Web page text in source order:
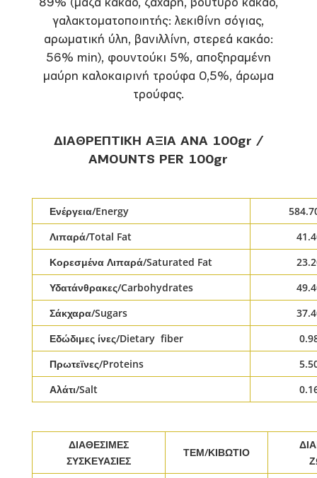
89% (μάζα κακάο, ζάχαρη, βούτυρο κακάο,
γαλακτοματοποιητής: λεκιθίνη σόγιας,
αρωματική ύλη, βανιλλίνη, στερεά κακάο:
56% min), φουντούκι 5%, αποξηραμένη
μαύρη καλοκαιρινή τρούφα 0,5%, άρωμα
τρούφας.
ΔΙΑΘΡΕΠΤΙΚΗ ΑΞΙΑ ΑΝΑ 100gr /
AMOUNTS PER 100gr
Ενέργεια/Energy
Λιπαρά/Total Fat
Κορεσμένα Λιπαρά/Saturated Fat
Υδατάνθρακες/Carbohydrates
Σάκχαρα/Sugars
Εδώδιμες ίνες/Dietary fiber
Πρωτεϊνες/Proteins
Αλάτι/Salt
ΔΙΑΘΕΣΙΜΕΣ
ΣΥΣΚΕΥΑΣΙΕΣ
ΤΕΜ/ΚΙΒΩΤΙΟ